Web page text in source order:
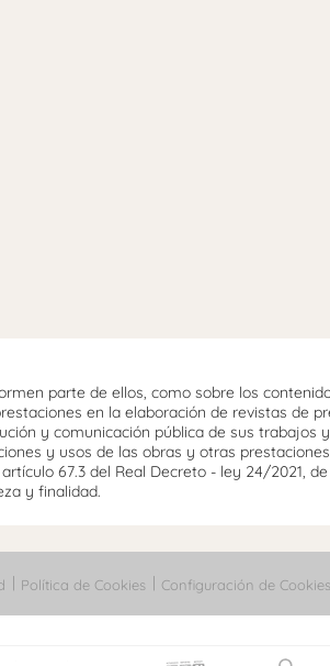
parte de ellos, como sobre los
en la elaboración de revistas de
y comunicación pública de sus trabajos
y usos de las obras y otras
67.3 del Real Decreto - ley 24/2021,
y finalidad.
Política de Cookies Configuración de Cookies